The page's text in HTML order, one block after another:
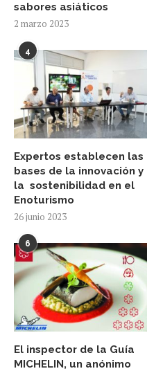
sabores asiáticos
2 marzo 2023
4
Expertos establecen las
bases de la innovación y
la sostenibilidad en el
Enoturismo
26 junio 2023
6
El inspector de la Guía
MICHELIN, un anónimo